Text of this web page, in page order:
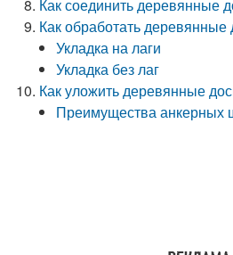
Как соединить деревянные
Как обработать деревянные
Укладка на лаги
Укладка без лаг
Как уложить деревянные
Преимущества анкерных